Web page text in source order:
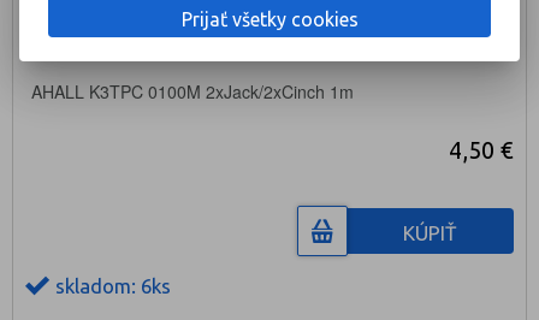
AHALL K3TPC 0100M 2xJack/2xCinch 1m
4,50 €
KÚPIŤ
skladom: 6ks
Prijať všetky cookies